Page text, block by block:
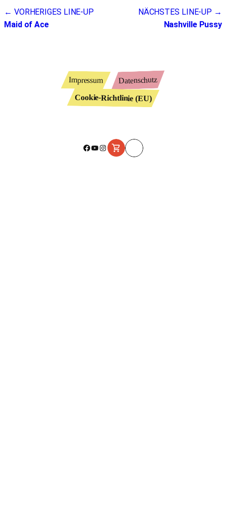
Beitragsnavigation
← VORHERIGES LINE-UP
Maid of Ace
NÄCHSTES LINE-UP →
Nashville Pussy
Impressum Datenschutz
Cookie-Richtlinie (EU)
Facebook
YouTube
Instagram